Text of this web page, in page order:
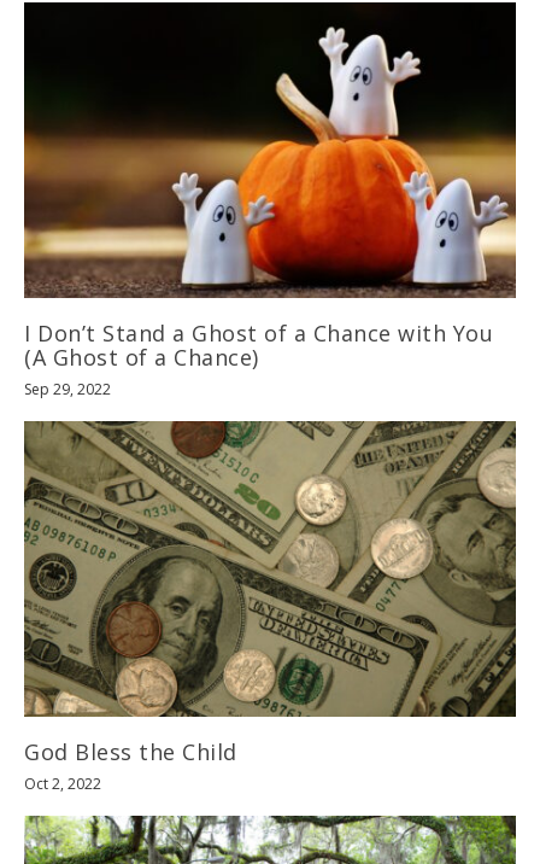
I Don’t Stand a Ghost of a Chance with You
(A Ghost of a Chance)
Sep 29, 2022
God Bless the Child
Oct 2, 2022